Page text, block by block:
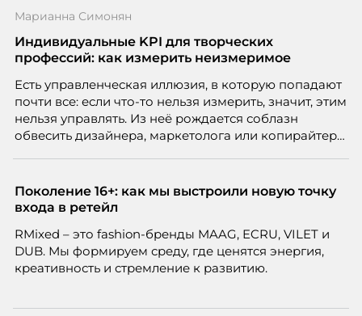
Марианна Симонян
Индивидуальные KPI для творческих
профессий: как измерить неизмеримое
Есть управленческая иллюзия, в которую попадают
почти все: если что-то нельзя измерить, значит, этим
нельзя управлять. Из неё рождается соблазн
обвесить дизайнера, маркетолога или копирайтера
Проблема в том, что так мы измеряем не ценность,
а движение. А творческая работа — это тот редкий
случай, где движение и результат могут не
совпадать вовсе.
Поколение 16+: как мы выстроили новую точку
входа в ретейл
RMixed – это fashion-бренды MAAG, ECRU, VILET и
DUB. Мы формируем среду, где ценятся энергия,
креативность и стремление к развитию.